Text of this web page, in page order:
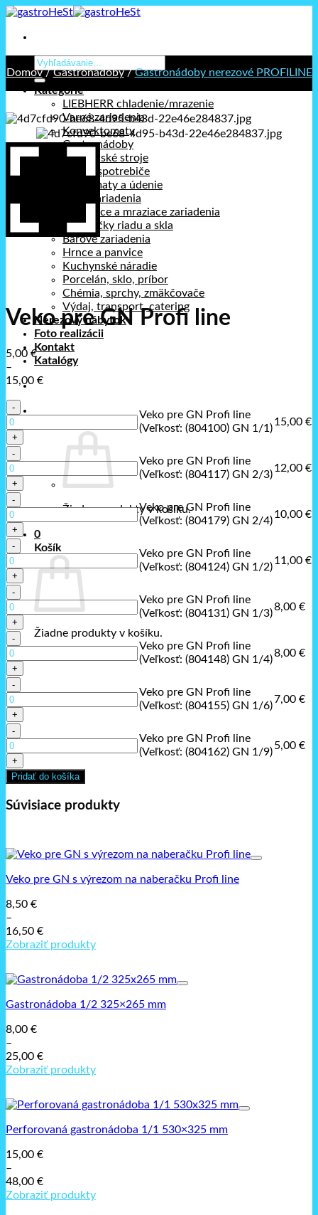
Prejsť
obsah
Hľadať:
Kategórie
LIEBHERR chladenie/mrazenie
Varné zariadenia
Konvektomaty
Gastronádoby
Kuchynské stroje
Stolné spotrebiče
Holdomaty a údenie
Pizza zariadenia
Chladiace a mraziace zariadenia
Umývačky riadu a skla
Barové zariadenia
Hrnce a panvice
Kuchynské náradie
Porcelán, sklo, príbor
Chémia, sprchy, zmäkčovače
Výdaj, transport, catering
Nerezový nábytok
Foto realizácii
Kontakt
Katalógy
Žiadne produkty v košíku.
0
Košík
Žiadne produkty v košíku.
Domov / Gastronádoby / Gastronádoby nerezové PROFILINE
Veko pre GN Profi line
5,00 €
–
15,00 €
range:
5,00 €
through
15,00 €
množstvo
Veko
pre
GN
Profi
line
(Veľkosť:
1/1)
Veko pre GN Profi line
(Veľkosť: (804100) GN 1/1)
15,00 €
množstvo
Veko
pre
GN
Profi
line
(Veľkosť:
(804117)
2/3)
Veko pre GN Profi line
(Veľkosť: (804117) GN 2/3)
12,00 €
množstvo
Veko
pre
GN
Profi
line
(Veľkosť:
2/4)
Veko pre GN Profi line
(Veľkosť: (804179) GN 2/4)
10,00 €
množstvo
Veko
pre
GN
Profi
line
(Veľkosť:
(804124)
1/2)
Veko pre GN Profi line
(Veľkosť: (804124) GN 1/2)
11,00 €
množstvo
Veko
pre
GN
Profi
line
(Veľkosť:
1/3)
Veko pre GN Profi line
(Veľkosť: (804131) GN 1/3)
8,00 €
množstvo
Veko
pre
GN
Profi
line
(Veľkosť:
1/4)
Veko pre GN Profi line
(Veľkosť: (804148) GN 1/4)
8,00 €
množstvo
Veko
pre
GN
Profi
line
(Veľkosť:
(804155)
1/6)
Veko pre GN Profi line
(Veľkosť: (804155) GN 1/6)
7,00 €
množstvo
Veko
pre
GN
Profi
(Veľkosť:
1/9)
Veko pre GN Profi line
(Veľkosť: (804162) GN 1/9)
5,00 €
Pridať do košíka
Súvisiace produkty
Veko pre GN s výrezom na naberačku Profi line
8,50 €
–
16,50 €
Price
8,50 €
through
16,50 €
Zobraziť produkty
Gastronádoba 1/2 325×265 mm
8,00 €
–
25,00 €
Price
8,00 €
through
25,00 €
Zobraziť produkty
Perforovaná gastronádoba 1/1 530×325 mm
15,00 €
–
48,00 €
Price
Zobraziť produkty